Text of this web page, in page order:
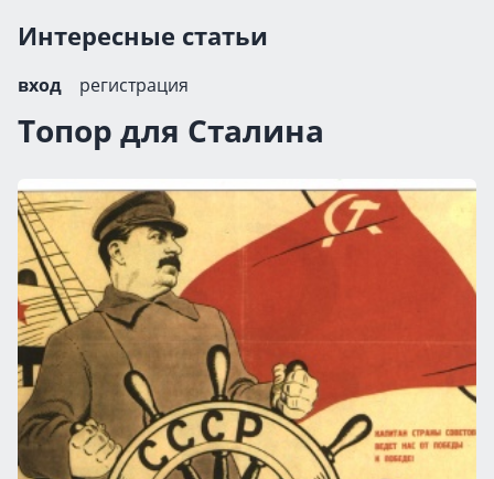
Интересные статьи
вход регистрация
Топор для Сталина